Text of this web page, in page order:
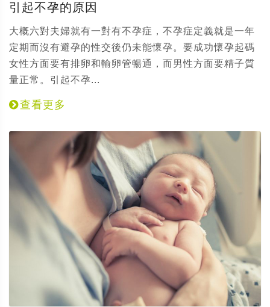
引起不孕的原因
大概六對夫婦就有一對有不孕症，不孕症定義就是一年
定期而沒有避孕的性交後仍未能懷孕。要成功懷孕起碼
女性方面要有排卵和輸卵管暢通，而男性方面要精子質
量正常。引起不孕...
查看更多